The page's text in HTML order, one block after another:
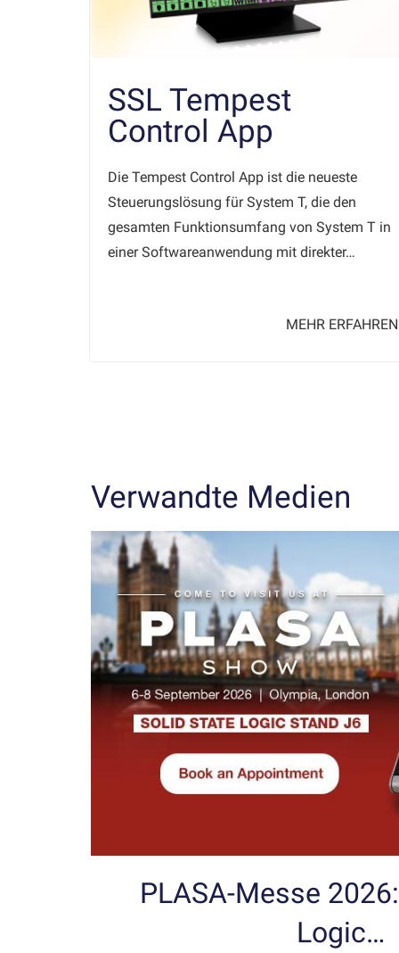
SSL Tempest
Control App
Die Tempest Control App ist die neueste
Steuerungslösung für System T, die den
gesamten Funktionsumfang von System T in
einer Softwareanwendung mit direkter…
MEHR ERFAHREN
Verwandte Medien
PLASA-Messe
Logic…